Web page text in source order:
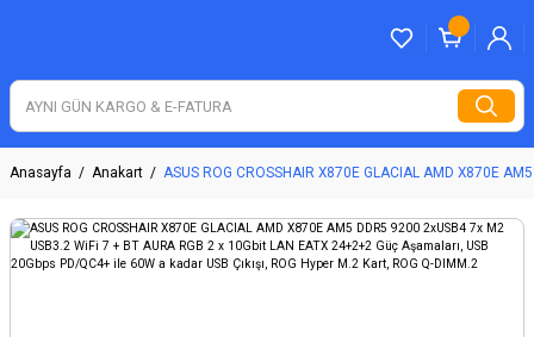
Anasayfa Anakart ASUS ROG CROSSHAIR X870E GLACIAL AMD X870E